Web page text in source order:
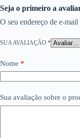
Seja o primeiro a
O seu endereço de e-
SUA AVALIAÇÃO *
Nome *
Sua avaliação sobre o